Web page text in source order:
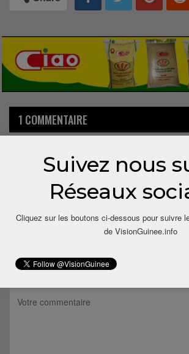
1 COMMENTAIRE
Le SOLDAT PATRIOT.Dit
LAISSER UN COMMENTAIRE
Votre adresse email ne sera pas
Suivez nous
Réseaux
Cliquez sur les boutons ci-dessous pour suivre
de VisionGuinee.info